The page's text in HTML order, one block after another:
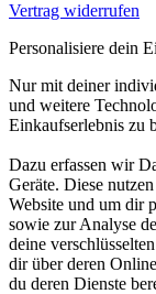
Vertrag widerrufen
Personalisiere dein
Nur mit deiner
und weitere
Einkaufserlebnis zu
Dazu erfassen wir
Geräte. Diese
Website und um dir
sowie zur Analyse
deine
dir über deren
du deren Dienste